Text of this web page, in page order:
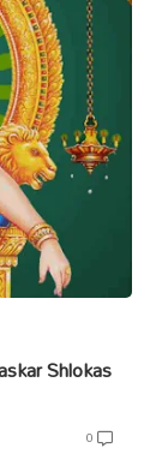
Shlokas
0